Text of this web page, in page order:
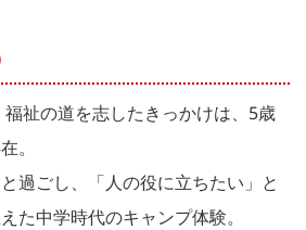
祉の道を志したきっかけは、5歳
。
過ごし、「人の役に立ちたい」と
た中学時代のキャンプ体験。